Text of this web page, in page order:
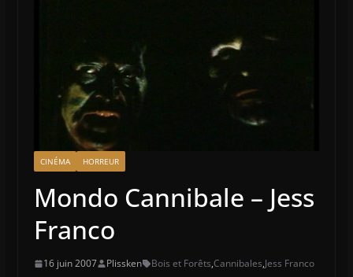
CINÉMA HORREUR
Mondo Cannibale – Jess
Franco
16 juin 2007 Plissken Bois et Forêts,Cannibales,Jess Franco